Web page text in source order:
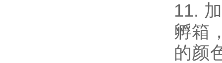
11.
孵箱
的颜